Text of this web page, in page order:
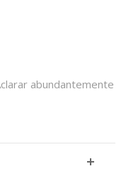
abundantemente